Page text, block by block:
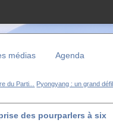
médias Agenda
du Parti... Pyongyang : un grand
des pourparlers à six